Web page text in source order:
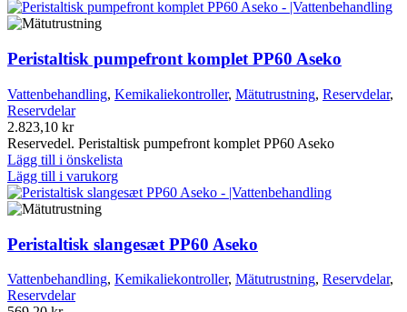
Peristaltisk pumpefront komplet PP60 Aseko
Vattenbehandling, Kemikaliekontroller, Mätutrustning, Reservdelar,
Reservdelar
2.823,10 kr
Reservedel. Peristaltisk pumpefront komplet PP60 Aseko
Lägg till i önskelista
Lägg till i varukorg
Peristaltisk slangesæt PP60 Aseko
Vattenbehandling, Kemikaliekontroller, Mätutrustning, Reservdelar,
Reservdelar